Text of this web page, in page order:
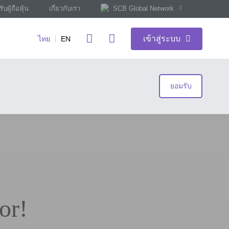
บผู้ถือหุ้น เกี่ยวกับเรา SCB Global Network
ไทย EN เข้าสู่ระบบ
ยอมรับ